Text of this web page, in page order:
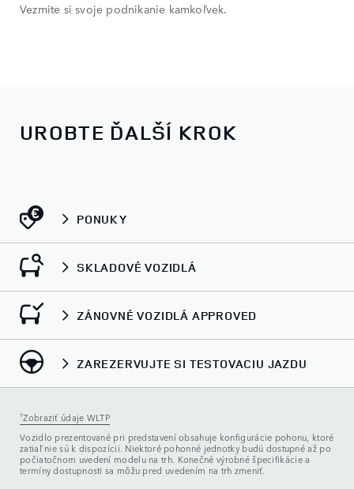
Vezmite si svoje podnikanie kamkoľvek.
UROBTE ĎALŠÍ KROK
PONUKY
SKLADOVÉ VOZIDLÁ
ZÁNOVNÉ VOZIDLÁ APPROVED
ZAREZERVUJTE SI TESTOVACIU JAZDU
†Zobraziť údaje WLTP
Vozidlo prezentované pri predstavení obsahuje konfigurácie pohonu, ktoré
zatiaľ nie sú k dispozícii. Niektoré pohonné jednotky budú dostupné až po
počiatočnom uvedení modelu na trh. Konečné výrobné špecifikácie a
termíny dostupnosti sa môžu pred uvedením na trh zmeniť.